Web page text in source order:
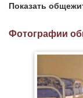
Показать
Фотографии